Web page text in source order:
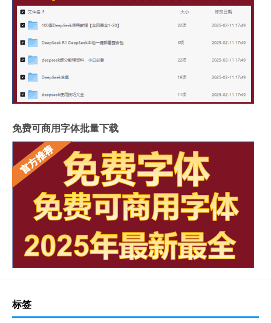
免费可商用字体批量下载
标签